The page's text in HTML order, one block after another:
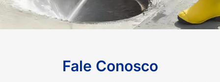
Fale Conosco